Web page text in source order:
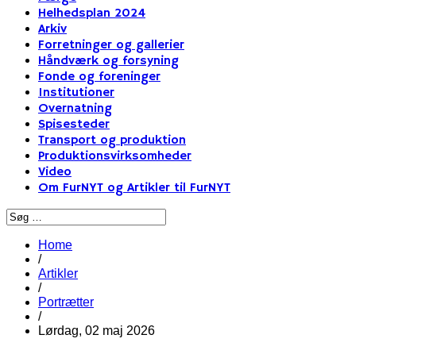
Helhedsplan 2024
Arkiv
Forretninger og gallerier
Håndværk og forsyning
Fonde og foreninger
Institutioner
Overnatning
Spisesteder
Transport og produktion
Produktionsvirksomheder
Video
Om FurNYT og Artikler til FurNYT
Home
/
Artikler
/
Portrætter
/
Lørdag, 02 maj 2026